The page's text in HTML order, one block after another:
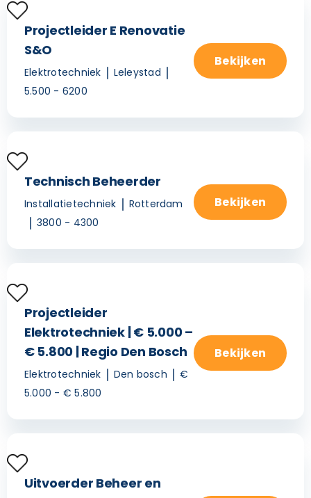
Projectleider E Renovatie
S&O
Elektrotechniek
Leleystad
5.500 - 6200
Bekijken
Technisch Beheerder
Installatietechniek
Rotterdam
3800 - 4300
Bekijken
Projectleider
Elektrotechniek | € 5.000 –
€ 5.800 | Regio Den Bosch
Elektrotechniek Den bosch
€
5.000 - € 5.800
Bekijken
Uitvoerder Beheer en